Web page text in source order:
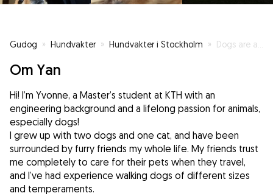
Gudog » Hundvakter » Hundvakter i Stockholm » Dogs are angels!
Om Yan
Hi! I’m Yvonne, a Master’s student at KTH with an
engineering background and a lifelong passion for animals,
especially dogs!
I grew up with two dogs and one cat, and have been
surrounded by furry friends my whole life. My friends trust
me completely to care for their pets when they travel,
and I’ve had experience walking dogs of different sizes
and temperaments.